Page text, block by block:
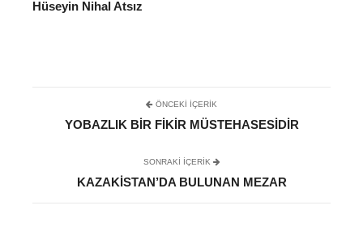
Hüseyin Nihal Atsız
ÖNCEKI İÇERIK
YOBAZLIK BIR FIKIR MÜSTEHASESIDIR
SONRAKI IÇERIK
KAZAKISTAN’DA BULUNAN MEZAR